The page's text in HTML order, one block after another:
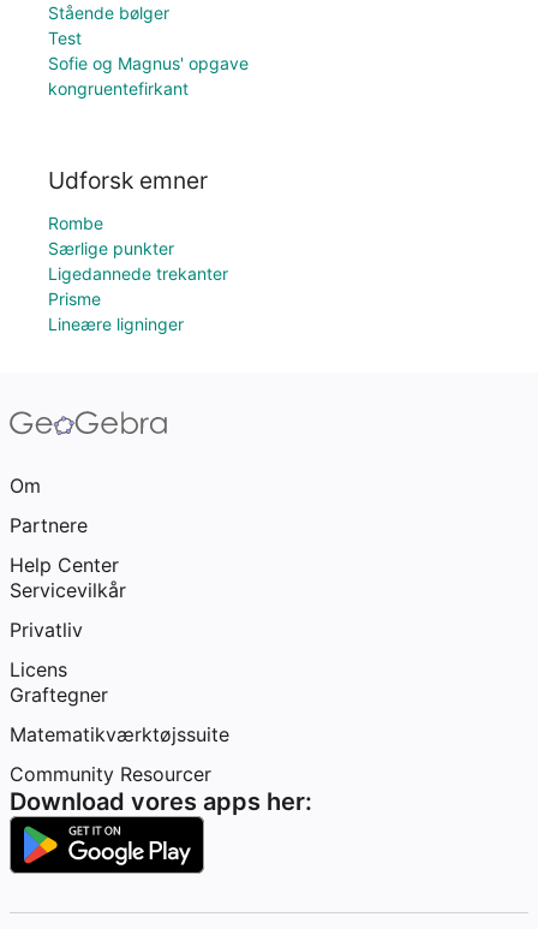
Stående bølger
Test
Sofie og Magnus' opgave
kongruentefirkant
Udforsk emner
Rombe
Særlige punkter
Ligedannede trekanter
Prisme
Lineære ligninger
Om
Partnere
Help Center
Servicevilkår
Privatliv
Licens
Graftegner
Matematikværktøjssuite
Community Resourcer
Download vores apps her: